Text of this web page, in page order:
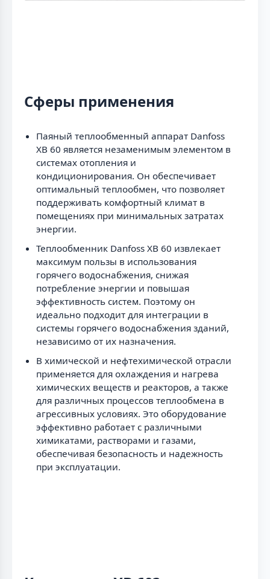
Сферы применения
Паяный теплообменный аппарат Danfoss
XB 60 является незаменимым элементом в
системах отопления и
кондиционирования. Он обеспечивает
оптимальный теплообмен, что позволяет
поддерживать комфортный климат в
помещениях при минимальных затратах
энергии.
Теплообменник Danfoss XB 60 извлекает
максимум пользы в использования
горячего водоснабжения, снижая
потребление энергии и повышая
эффективность систем. Поэтому он
идеально подходит для интеграции в
системы горячего водоснабжения зданий,
независимо от их назначения.
В химической и нефтехимической отрасли
применяется для охлаждения и нагрева
химических веществ и реакторов, а также
для различных процессов теплообмена в
агрессивных условиях. Это оборудование
эффективно работает с различными
химикатами, растворами и газами,
обеспечивая безопасность и надежность
при эксплуатации.